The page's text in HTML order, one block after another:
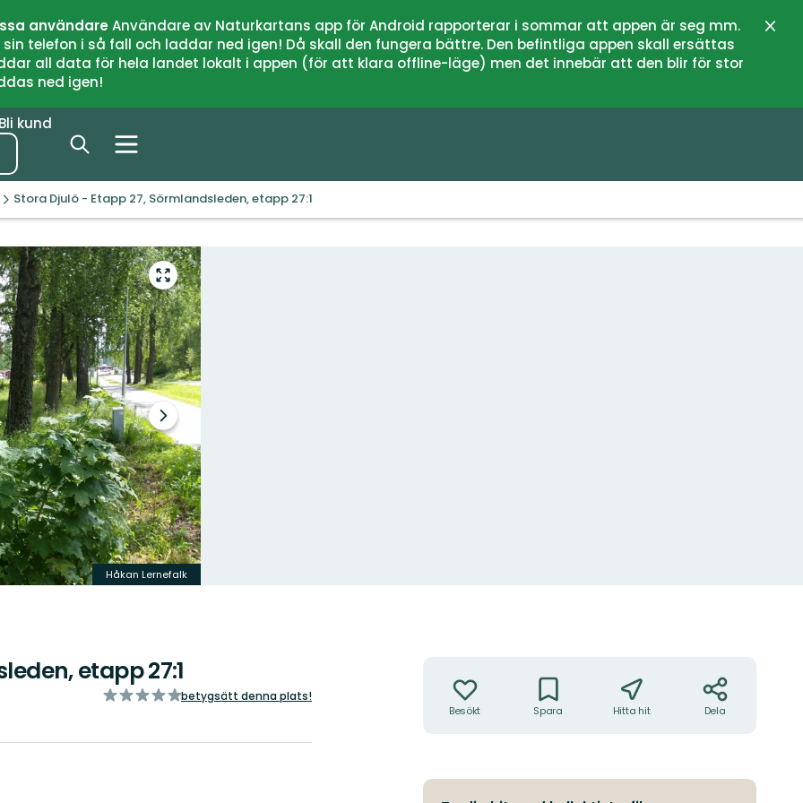
användareAnvändare av Naturkartans app för Android rapporterar i sommar att appen är seg mm.
telefon i så fall och laddar ned igen! Då skall den fungera bättre. Den befintliga appen skall ersättas
all data för hela landet lokalt i appen (för att klara offline-läge) men det innebär att den blir för stor
ned igen!
Bli kund
Stora Djulö - Etapp 27, Sörmlandsleden, etapp 27:1
Gå
till
helskärmsläge
Nästa
bildspel
Håkan Lernefalk
etapp 27:1
av
betygsätt denna plats!
Besökt Spara Hitta hit Dela